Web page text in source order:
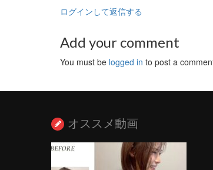
ログインして返信する
Add your comment
You must be logged in to post a
オススメ動画